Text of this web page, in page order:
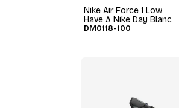
Nike Air Force 1 Low
Have A Nike Day Blanc
DM0118-100